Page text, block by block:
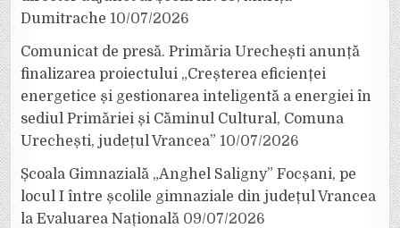
Dumitrache 10/07/2026
Comunicat de presă. Primăria Urechești anunță
finalizarea proiectului „Creșterea eficienței
energetice și gestionarea inteligentă a energiei în
sediul Primăriei și Căminul Cultural, Comuna
Urechești, județul Vrancea” 10/07/2026
Școala Gimnazială „Anghel Saligny” Focșani, pe
locul I între școlile gimnaziale din județul Vrancea
la Evaluarea Națională 09/07/2026